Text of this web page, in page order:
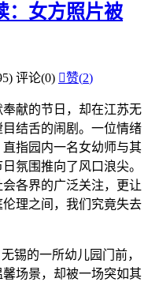
：女方照片被
评论(0) 赞(2)
献的节日，却在江苏无
结舌的闹剧。一位情绪
指园内一名女幼师与其
氛围推向了风口浪尖。
各界的广泛关注，更让
理之间，我们究竟失去
锡的一所幼儿园门前，
场景，却被一场突如其